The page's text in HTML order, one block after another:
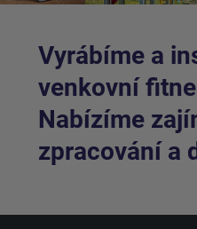
Vyrábíme a
venkovní
Nabízíme
zpracování a